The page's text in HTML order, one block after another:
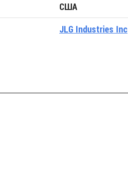
США
JLG Industries Inc